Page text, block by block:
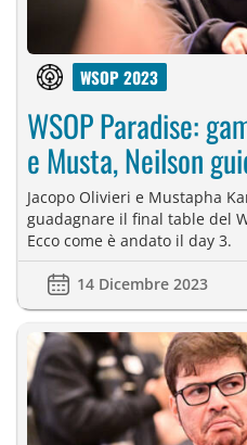
WSOP 2023
WSOP Paradise:
e Musta, Neilson
Jacopo Olivieri e Mustapha
guadagnare il final table del
Ecco come è andato il day 3.
14 Dicembre 2023